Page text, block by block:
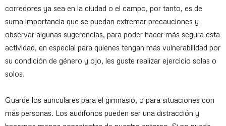
corredores ya sea en la ciudad o el campo, por tanto, es de
suma importancia que se puedan extremar precauciones y
observar algunas sugerencias, para poder hacer más segura esta
actividad, en especial para quienes tengan más vulnerabilidad por
su condición de género y ojo, les guste realizar ejercicio solas o
solos.
Guarde los auriculares para el gimnasio, o para situaciones con
más personas. Los audífonos pueden ser una distracción y